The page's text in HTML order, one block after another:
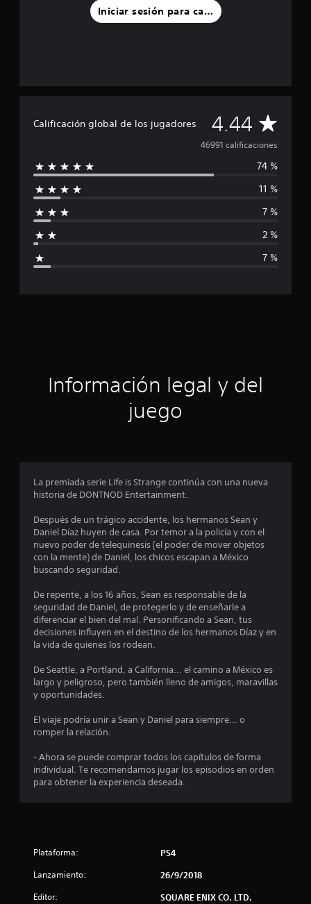
Iniciar sesión para calificar
Calificación global de los jugadores 4.44 C
a
a
ó
r
o
e
:
4
.
e
46991 calificaciones
74 %
11 %
7 %
2 %
7 %
Información legal y del
juego
La premiada serie Life is Strange continúa con una nueva
historia de DONTNOD Entertainment.
Después de un trágico accidente, los hermanos Sean y
Daniel Díaz huyen de casa. Por temor a la policía y con el
nuevo poder de telequinesis (el poder de mover objetos
con la mente) de Daniel, los chicos escapan a México
buscando seguridad.
De repente, a los 16 años, Sean es responsable de la
seguridad de Daniel, de protegerlo y de enseñarle a
diferenciar el bien del mal. Personificando a Sean, tus
decisiones influyen en el destino de los hermanos Díaz y en
la vida de quienes los rodean.
De Seattle, a Portland, a California... el camino a México es
largo y peligroso, pero también lleno de amigos, maravillas
y oportunidades.
El viaje podría unir a Sean y Daniel para siempre... o
romper la relación.
- Ahora se puede comprar todos los capítulos de forma
individual. Te recomendamos jugar los episodios en orden
para obtener la experiencia deseada.
Plataforma: PS4
Lanzamiento: 26/9/2018
Editor: SQUARE ENIX CO. LTD.